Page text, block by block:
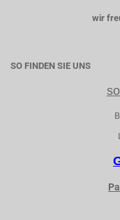
wir
SO FINDEN SIE UNS